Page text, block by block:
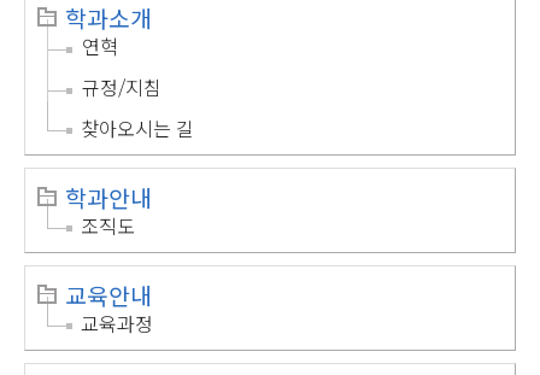
학과소개
연혁
규정/지침
찾아오시는 길
학과안내
조직도
교육안내
교육과정